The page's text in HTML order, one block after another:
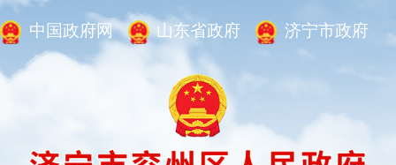
中国政府网 山东省政府 济宁市政府